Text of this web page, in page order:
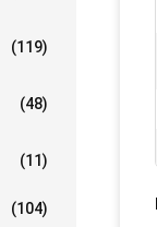
(119)
(48)
(11)
(104)